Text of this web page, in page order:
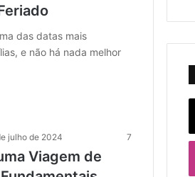
das datas mais
e não há nada melhor
julho de 2024 7
Viagem de